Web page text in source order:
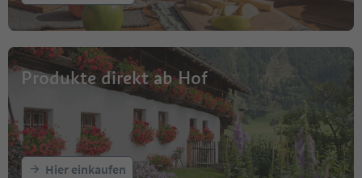
Samstag, 19.09.2026
- 10:30 Uhr -
- 16:00 Uhr -Umzug
Altstadt
-17:00 Uhr -Auslosung
Lotterie am Tinneplatz
-20:00 Uhr -Ende
Produkte direkt ab Hof
Hier einkaufen